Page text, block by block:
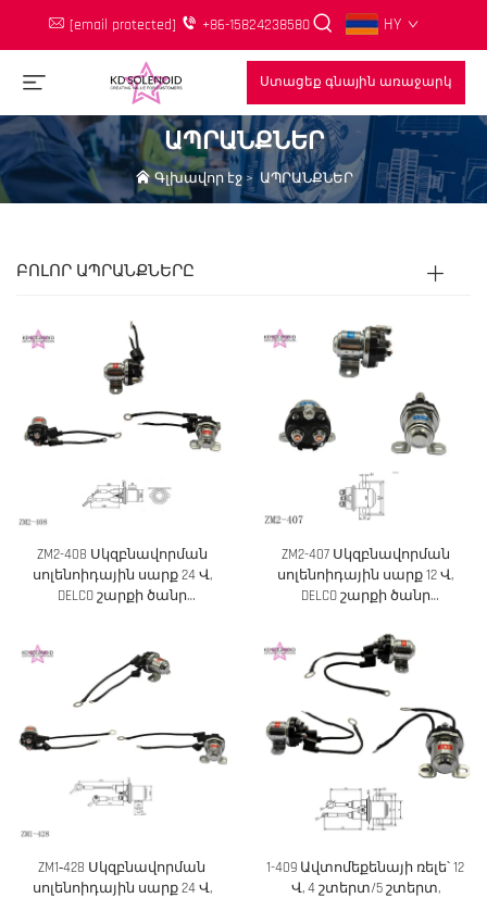
[email protected] +86-15824238580 HY
Ստացեք գնային առաջարկ
ԱՊՐԱՆՔՆԵՐ
Գլխավոր էջ> ԱՊՐԱՆՔՆԵՐ
ԲՈԼՈՐ ԱՊՐԱՆՔՆԵՐԸ
ZM2-408 Սկզբնավորման
սոլենոիդային սարք 24 Վ,
DELCO շարքի ծանր
ZM2-407 Սկզբնավորման
սոլենոիդային սարք 12 Վ,
DELCO շարքի ծանր
մեքենաների համար
ZM1‑428 Սկզբնավորման
սոլենոիդային սարք 24 Վ,
1-409 Ավտոմեքենայի ռելե՝ 12
Վ, 4 շտերտ/5 շտերտ,